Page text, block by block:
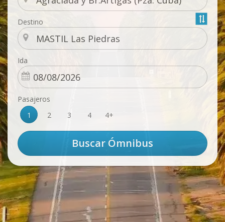
Destino
Ida
Pasajeros
1
2 3 4 4+